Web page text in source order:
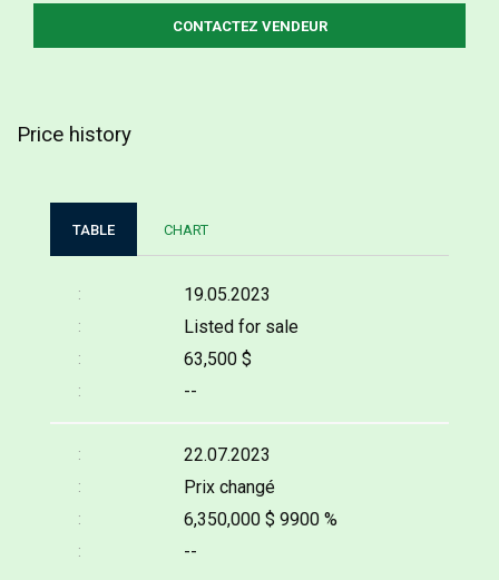
Price history
TABLE CHART
19.05.2023
Listed for sale
63,500 $
--
22.07.2023
Prix changé
6,350,000 $ 9900 %
--